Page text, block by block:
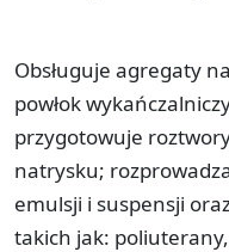
Obsługuje agregaty
powłok
przygotowuje
natrysku;
emulsji i suspensji
takich jak: